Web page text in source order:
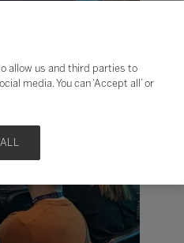
allow us and third parties to
media. You can ‘Accept all’ or